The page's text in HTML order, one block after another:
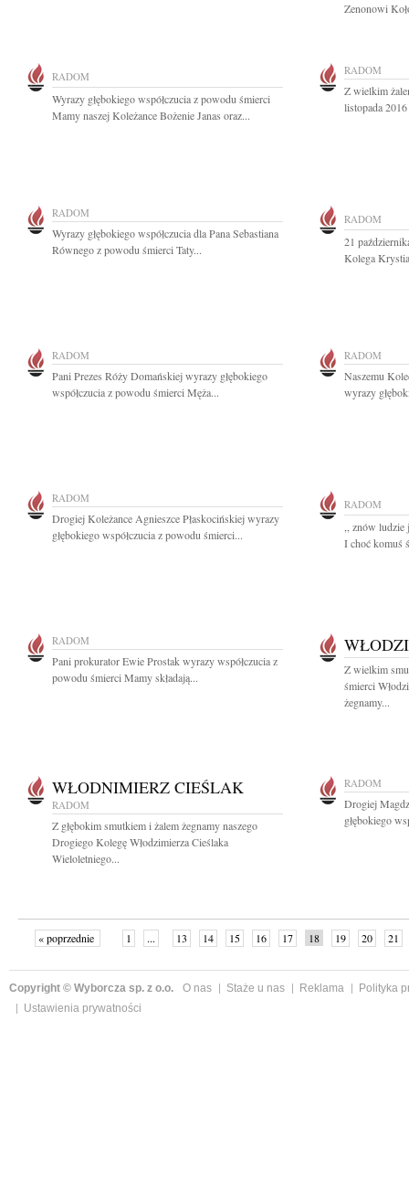
Zenonowi
RADOM
Wyrazy głębokiego współczucia z powodu śmierci
Mamy naszej Koleżance Bożenie Janas oraz...
RADOM
Z wielkim
listopada
RADOM
Wyrazy głębokiego współczucia dla Pana Sebastiana
Równego z powodu śmierci Taty...
RADOM
21
Kolega
RADOM
Pani Prezes Róży Domańskiej wyrazy głębokiego
współczucia z powodu śmierci Męża...
RADOM
Naszemu
wyrazy
RADOM
Drogiej Koleżance Agnieszce Płaskocińskiej wyrazy
głębokiego współczucia z powodu śmierci...
RADOM
,, znów
I choć komuś
RADOM
Pani prokurator Ewie Prostak wyrazy współczucia z
powodu śmierci Mamy składają...
Z wielkim
śmierci
żegnamy...
WŁODNIMIERZ CIEŚLAK
RADOM
Z głębokim smutkiem i żalem żegnamy naszego
Drogiego Kolegę Włodzimierza Cieślaka
Wieloletniego...
RADOM
Drogiej
głębokiego
« poprzednie 1 ... 13 14 15 16 17 18 19 20
21
Copyright © Wyborcza sp. z o.o. O nas Staże u nas Reklama
Polityka
Ustawienia prywatności